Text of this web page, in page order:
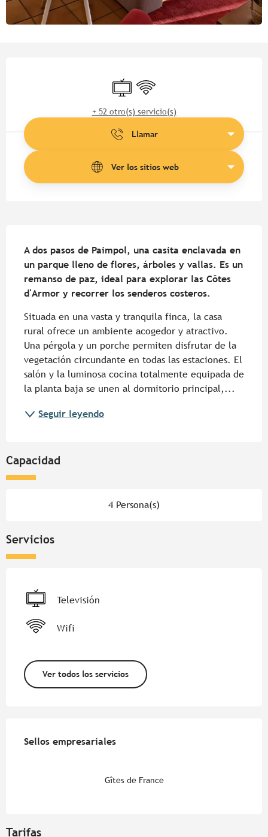
Televisión
Wifi
+ 52 otro(s) servicio(s)
Llamar
Ver los sitios web
A dos pasos de Paimpol, una casita enclavada en
un parque lleno de flores, árboles y vallas. Es un
remanso de paz, ideal para explorar las Côtes
d'Armor y recorrer los senderos costeros.
Situada en una vasta y tranquila finca, la casa
rural ofrece un ambiente acogedor y atractivo.
Una pérgola y un porche permiten disfrutar de la
vegetación circundante en todas las estaciones. El
salón y la luminosa cocina totalmente equipada de
la planta baja se unen al dormitorio principal,...
Seguir leyendo
Capacidad
4 Persona(s)
Servicios
Televisión
Wifi
Ver todos los servicios
Sellos empresariales
Sellos empresariales
Gîtes de France
Tarifas